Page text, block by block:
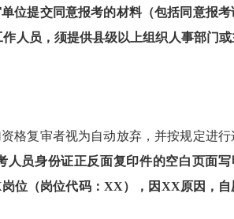
位提交同意报考的材料（包括同意报
人员，须提供县级以上组织人事部门或
格复审者视为自动放弃，并按规定进行
人员身份证正反面复印件的空白页面写
位（岗位代码：XX），因XX原因，自